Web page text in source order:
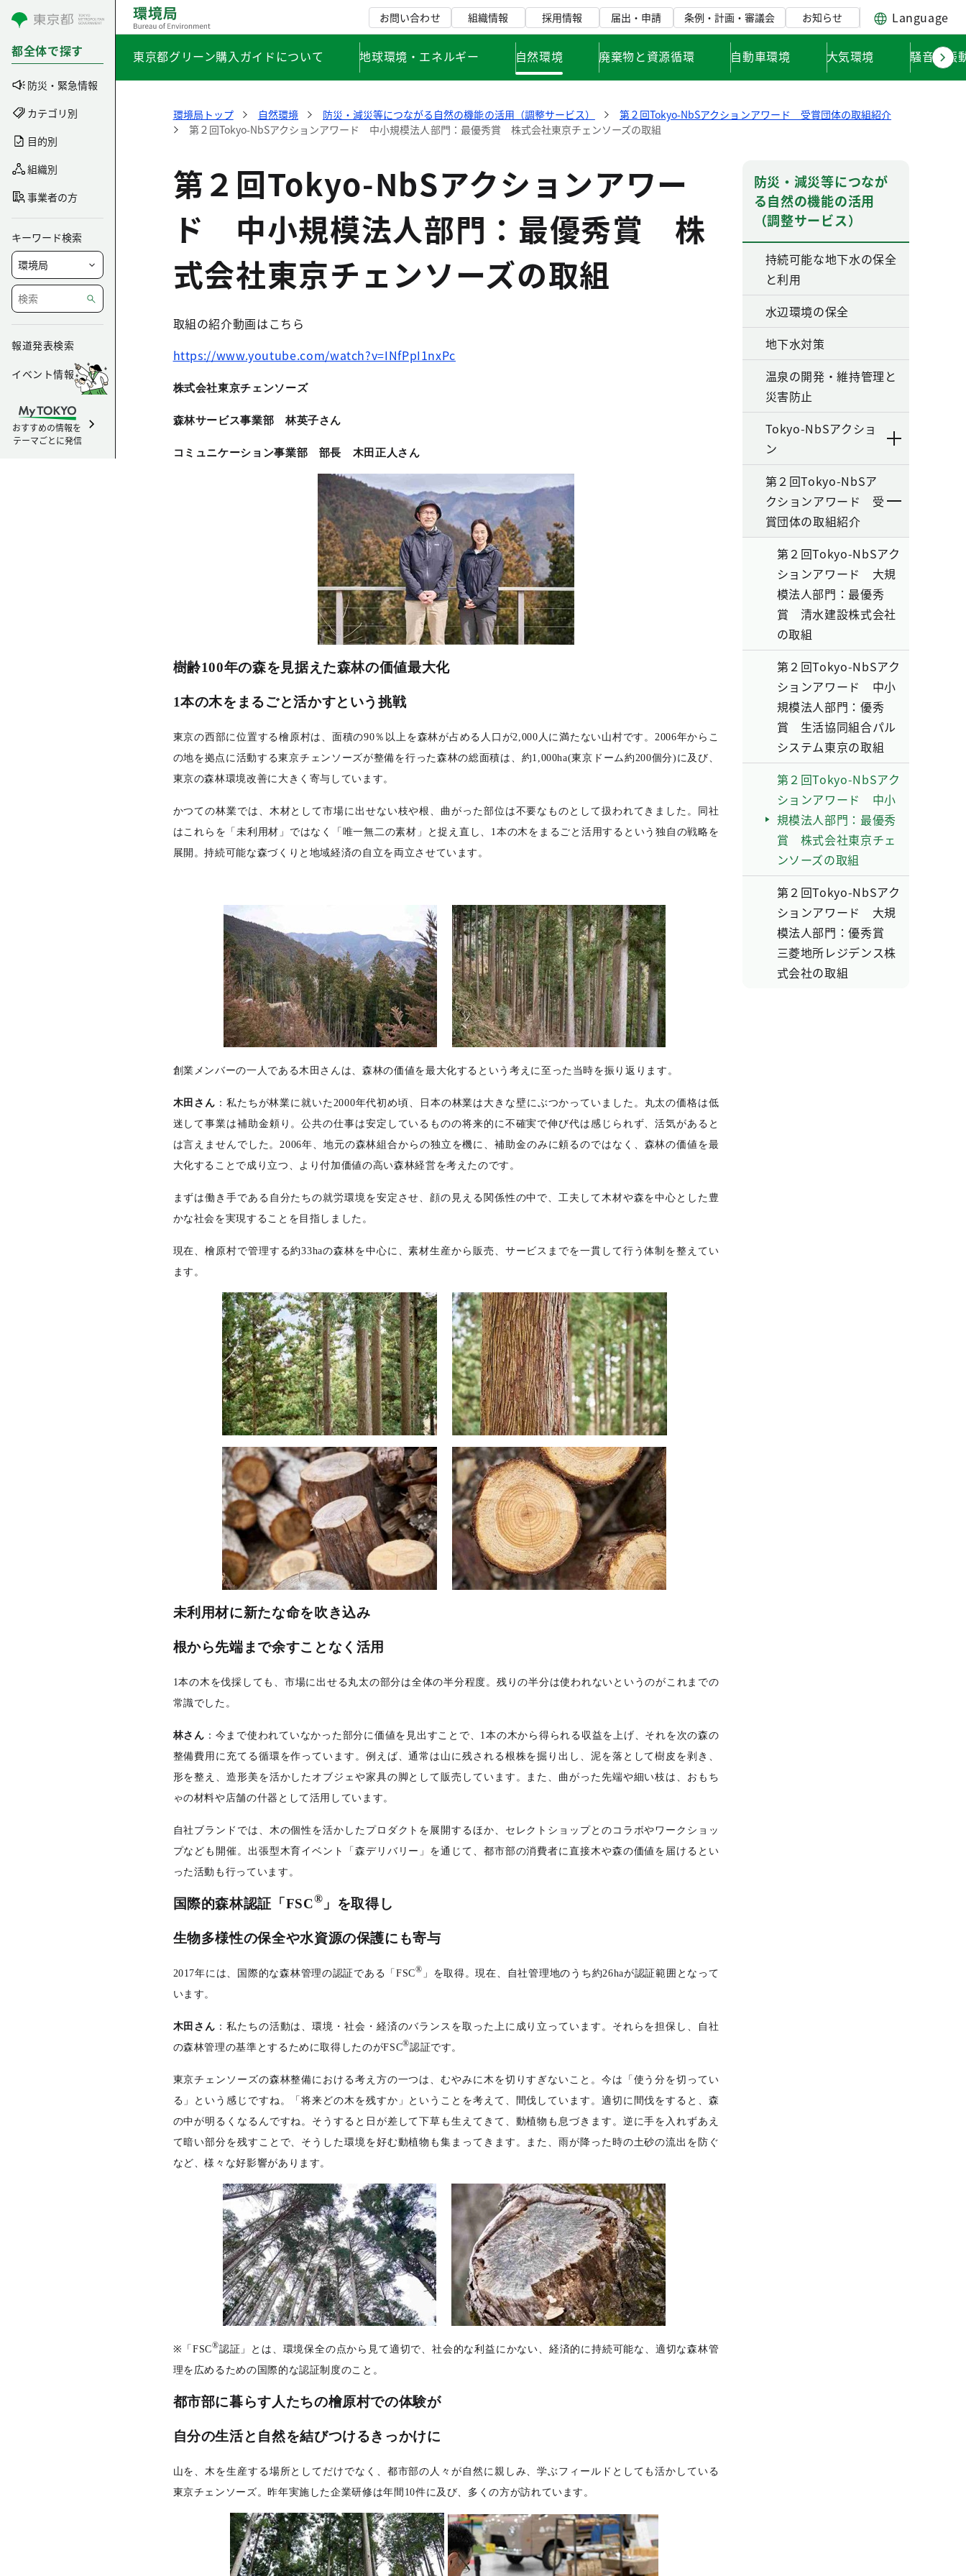
コンテンツにスキップ
都全体で探す
防災・緊急情報
カテゴリ別
目的別
組織別
事業者の方
キーワード検索
報道発表検索
イベント情報
おすすめの情報を
テーマごとに発信
お問い合わせ 組織情報 採用情報 届出・申請 条例・計画・審議会 お知らせ Language
東京都グリーン購入ガイドについて 地球環境・エネルギー 自然環境 廃棄物と資源循環 自動車環境 大気環境 騒音・振
環境局トップ 自然環境 防災・減災等につながる自然の機能の活用（調整サービス）
第２回Tokyo-NbSアクションアワード 受賞団体の取組紹介
第２回Tokyo-NbSアクションアワード 中小規模法人部門：最優秀賞 株式会社東京チェンソーズの取組
第２回Tokyo-NbSアクションアワー
ド 中小規模法人部門：最優秀賞 株
式会社東京チェンソーズの取組
取組の紹介動画はこちら
https://www.youtube.com/watch?v=INfPpI1nxPc
株式会社東京チェンソーズ
森林サービス事業部 林英子さん
コミュニケーション事業部 部長 木田正人さん
樹齢100年の森を見据えた森林の価値最大化
1本の木をまるごと活かすという挑戦
東京の西部に位置する檜原村は、面積の90％以上を森林が占める人口が2,000人に満たない山村です。2006年からこ
の地を拠点に活動する東京チェンソーズが整備を行った森林の総面積は、約1,000ha(東京ドーム約200個分)に及び、
東京の森林環境改善に大きく寄与しています。
かつての林業では、木材として市場に出せない枝や根、曲がった部位は不要なものとして扱われてきました。同社
はこれらを「未利用材」ではなく「唯一無二の素材」と捉え直し、1本の木をまるごと活用するという独自の戦略を
展開。持続可能な森づくりと地域経済の自立を両立させています。
創業メンバーの一人である木田さんは、森林の価値を最大化するという考えに至った当時を振り返ります。
木田さん ：私たちが林業に就いた2000年代初め頃、日本の林業は大きな壁にぶつかっていました。丸太の価格は低
迷して事業は補助金頼り。公共の仕事は安定しているものの将来的に不確実で伸び代は感じられず、活気があると
は言えませんでした。2006年、地元の森林組合からの独立を機に、補助金のみに頼るのではなく、森林の価値を最
大化することで成り立つ、より付加価値の高い森林経営を考えたのです。
まずは働き手である自分たちの就労環境を安定させ、顔の見える関係性の中で、工夫して木材や森を中心とした豊
かな社会を実現することを目指しました。
現在、檜原村で管理する約33haの森林を中心に、素材生産から販売、サービスまでを一貫して行う体制を整えてい
ます。
未利用材に新たな命を吹き込み
根から先端まで余すことなく活用
1本の木を伐採しても、市場に出せる丸太の部分は全体の半分程度。残りの半分は使われないというのがこれまでの
常識でした。
林さん ：今まで使われていなかった部分に価値を見出すことで、1本の木から得られる収益を上げ、それを次の森の
整備費用に充てる循環を作っています。例えば、通常は山に残される根株を掘り出し、泥を落として樹皮を剥き、
形を整え、造形美を活かしたオブジェや家具の脚として販売しています。また、曲がった先端や細い枝は、おもち
ゃの材料や店舗の什器として活用しています。
自社ブランドでは、木の個性を活かしたプロダクトを展開するほか、セレクトショップとのコラボやワークショッ
プなども開催。出張型木育イベント「森デリバリー」を通じて、都市部の消費者に直接木や森の価値を届けるとい
った活動も行っています。
国際的森林認証「FSC® 」を取得し
生物多様性の保全や水資源の保護にも寄与
2017年には、国際的な森林管理の認証である「FSC® 」を取得。現在、自社管理地のうち約26haが認証範囲となって
います。
木田さん ：私たちの活動は、環境・社会・経済のバランスを取った上に成り立っています。それらを担保し、自社
の森林管理の基準とするために取得したのがFSC®認証です。
東京チェンソーズの森林整備における考え方の一つは、むやみに木を切りすぎないこと。今は「使う分を切ってい
る」という感じですね。「将来どの木を残すか」ということを考えて、間伐しています。適切に間伐をすると、森
の中が明るくなるんですね。そうすると日が差して下草も生えてきて、動植物も息づきます。逆に手を入れずあえ
て暗い部分を残すことで、そうした環境を好む動植物も集まってきます。また、雨が降った時の土砂の流出を防ぐ
など、様々な好影響があります。
※「FSC®認証」とは、環境保全の点から見て適切で、社会的な利益にかない、経済的に持続可能な、適切な森林管
理を広めるための国際的な認証制度のこと。
都市部に暮らす人たちの檜原村での体験が
自分の生活と自然を結びつけるきっかけに
山を、木を生産する場所としてだけでなく、都市部の人々が自然に親しみ、学ぶフィールドとしても活かしている
東京チェンソーズ。昨年実施した企業研修は年間10件に及び、多くの方が訪れています。
防災・減災等につなが
る自然の機能の活用
（調整サービス）
持続可能な地下水の保全
と利用
水辺環境の保全
地下水対策
温泉の開発・維持管理と
災害防止
Tokyo-NbSアクショ
ン
第２回Tokyo-NbSア
クションアワード 受
賞団体の取組紹介
第２回Tokyo-NbSアク
ションアワード 大規
模法人部門：最優秀
賞 清水建設株式会社
の取組
第２回Tokyo-NbSアク
ションアワード 中小
規模法人部門：優秀
賞 生活協同組合パル
システム東京の取組
第２回Tokyo-NbSアク
ションアワード 中小
規模法人部門：最優秀
賞 株式会社東京チェ
ンソーズの取組
第２回Tokyo-NbSアク
ションアワード 大規
模法人部門：優秀賞
三菱地所レジデンス株
式会社の取組